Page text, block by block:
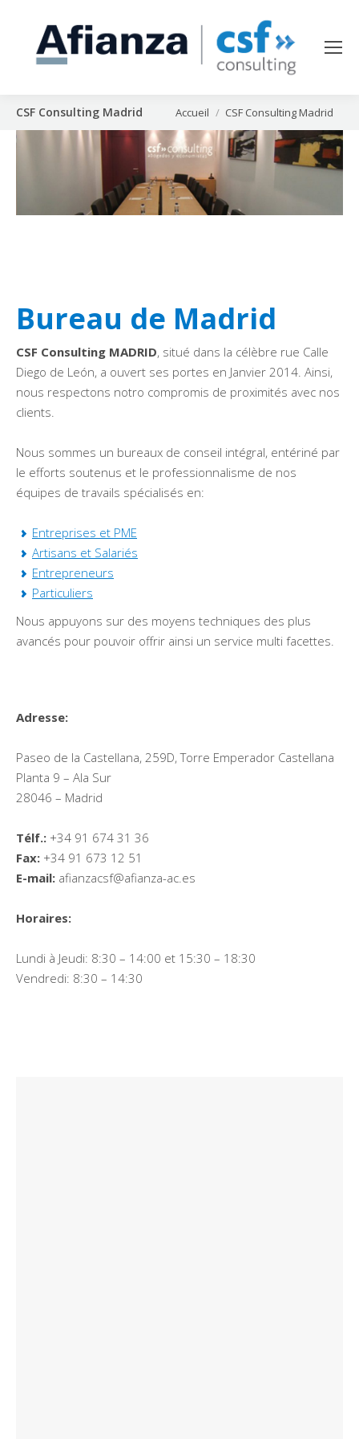
CSF Consulting Madrid Vous êtes ici :
Accueil CSF Consulting Madrid
Bureau de Madrid
CSF Consulting MADRID, situé dans la célèbre rue Calle
Diego de León, a ouvert ses portes en Janvier 2014. Ainsi,
nous respectons notro compromis de proximités avec nos
clients.
Nous sommes un bureaux de conseil intégral, entériné par
le efforts soutenus et le professionnalisme de nos
équipes de travails spécialisés en:
Entreprises et PME
Artisans et Salariés
Entrepreneurs
Particuliers
Nous appuyons sur des moyens techniques des plus
avancés pour pouvoir offrir ainsi un service multi facettes.
Adresse:
Paseo de la Castellana, 259D, Torre Emperador Castellana
Planta 9 – Ala Sur
28046 – Madrid
Télf.: +34 91 674 31 36
Fax: +34 91 673 12 51
E-mail: afianzacsf@afianza-ac.es
Horaires:
Lundi à Jeudi: 8:30 – 14:00 et 15:30 – 18:30
Vendredi: 8:30 – 14:30